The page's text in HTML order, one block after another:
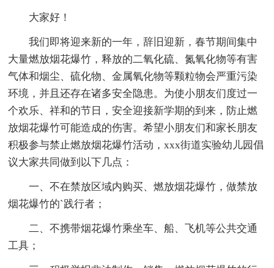
大家好！
我们即将迎来新的一年，辞旧迎新，春节期间集中
大量燃放烟花爆竹，释放的二氧化硫、氮氧化物等有害
气体和烟尘、硫化物、金属氧化物等颗粒物会严重污染
环境，并且还存在诸多安全隐患。为使小朋友们度过一
个欢乐、祥和的节日，安全迎接新学期的到来，防止燃
放烟花爆竹可能造成的伤害。希望小朋友们和家长朋友
积极参与禁止燃放烟花爆竹活动，xxx街道实验幼儿园倡
议大家共同做到以下几点：
一、不在禁放区域内购买、燃放烟花爆竹，做禁放
烟花爆竹的`践行者；
二、不携带烟花爆竹乘坐车、船、飞机等公共交通
工具；